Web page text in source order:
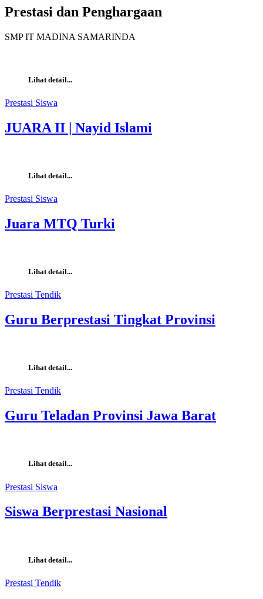
Prestasi dan Penghargaan
SMP IT MADINA SAMARINDA
Lihat detail...
Prestasi Siswa
JUARA II | Nayid Islami
Lihat detail...
Prestasi Siswa
Juara MTQ Turki
Lihat detail...
Prestasi Tendik
Guru Berprestasi Tingkat Provinsi
Lihat detail...
Prestasi Tendik
Guru Teladan Provinsi Jawa Barat
Lihat detail...
Prestasi Siswa
Siswa Berprestasi Nasional
Lihat detail...
Prestasi Tendik